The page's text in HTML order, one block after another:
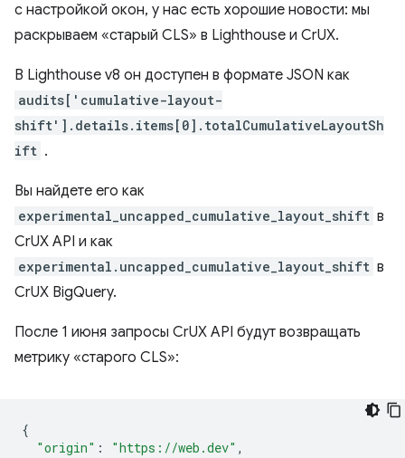
с настройкой окон, у нас есть хорошие новости: мы
раскрываем «старый CLS» в Lighthouse и CrUX.
В Lighthouse v8 он доступен в формате JSON как
audits['cumulative-layout-
shift'].details.items[0].totalCumulativeLayoutSh
ift .
Вы найдете его как
experimental_uncapped_cumulative_layout_shift в
CrUX API и как
experimental.uncapped_cumulative_layout_shift в
CrUX BigQuery.
После 1 июня запросы CrUX API будут возвращать
метрику «старого CLS»:
{
"origin" : "https://web.dev" ,